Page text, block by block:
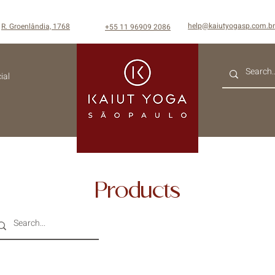
R. Groenlândia, 1768 +55 11 96909 2086 help@kaiutyogasp.com.br
Products